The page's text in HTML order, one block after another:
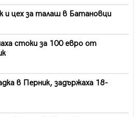
и цех за талаш в Батановци
стоки за 100 евро от
в Перник, задържаха 18-